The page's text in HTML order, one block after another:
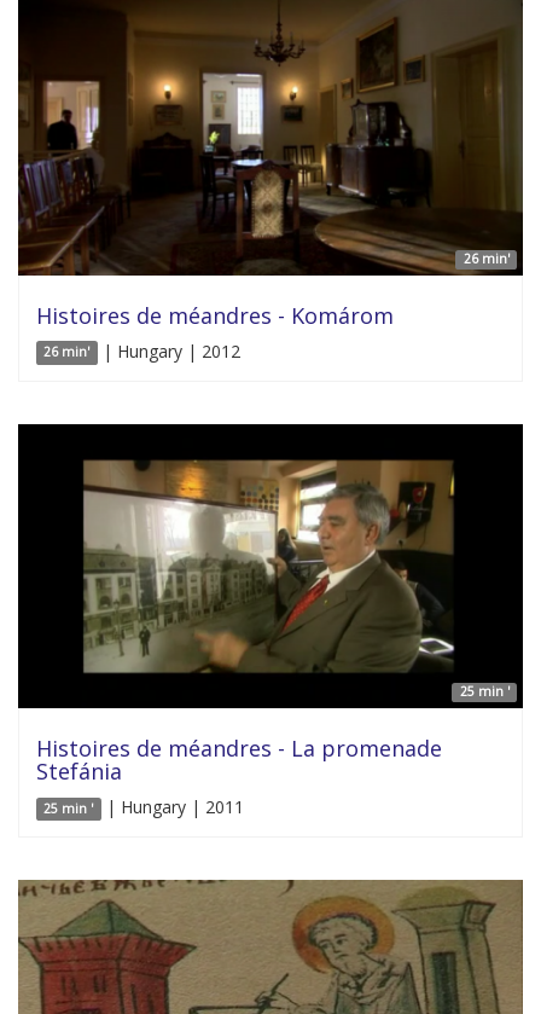
26 min'
Histoires de méandres - Komárom
26 min' | Hungary | 2012
25 min '
Histoires de méandres - La promenade
Stefánia
25 min ' | Hungary | 2011